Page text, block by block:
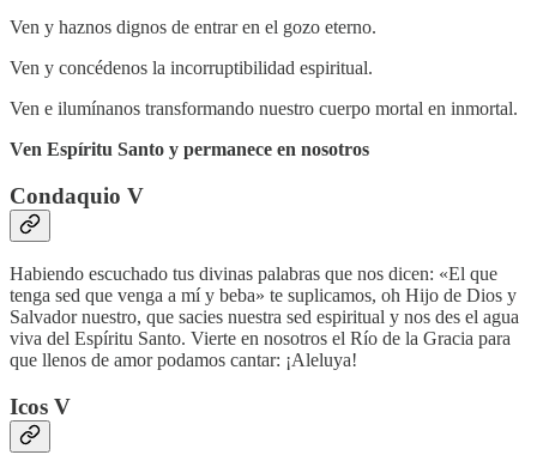
Ven y haznos dignos de entrar en el gozo eterno.
Ven y concédenos la incorruptibilidad espiritual.
Ven e ilumínanos transformando nuestro cuerpo mortal en inmortal.
Ven Espíritu Santo y permanece en nosotros
Condaquio V
Habiendo escuchado tus divinas palabras que nos dicen: «El que
tenga sed que venga a mí y beba» te suplicamos, oh Hijo de Dios y
Salvador nuestro, que sacies nuestra sed espiritual y nos des el agua
viva del Espíritu Santo. Vierte en nosotros el Río de la Gracia para
que llenos de amor podamos cantar: ¡Aleluya!
Icos V